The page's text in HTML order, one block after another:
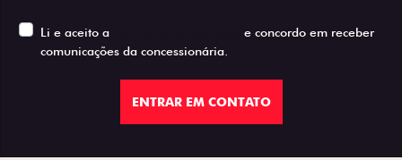
Li e aceito a
e concordo em receber
comunicações da concessionária.
ENTRAR EM CONTATO